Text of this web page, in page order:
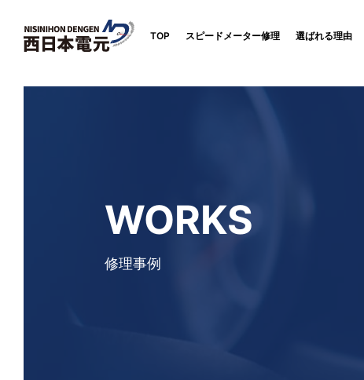
TOP スピードメーター修理 選ばれる理由
WORKS
修理事例